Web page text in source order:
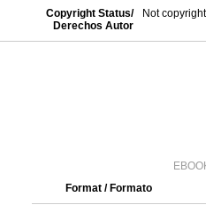
Copyright Status/
Derechos Autor
Not
Format / Formato